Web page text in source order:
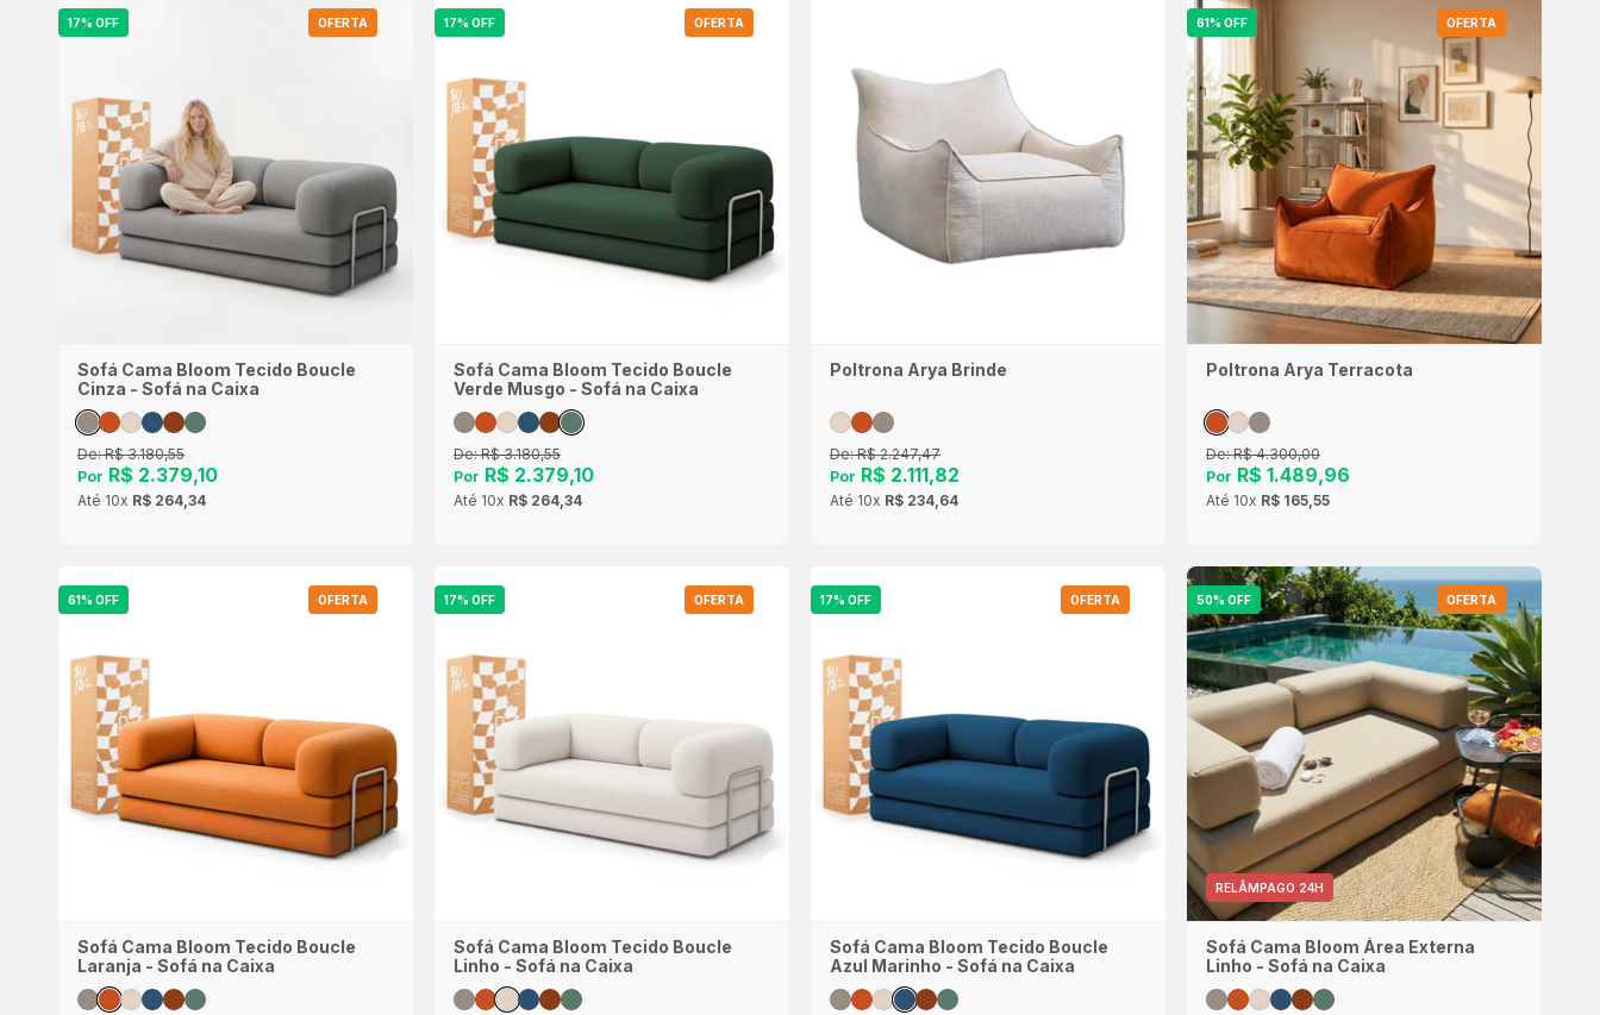
17% OFF OFERTA
Sofá Cama Bloom Tecido Boucle
Cinza - Sofá na Caixa
De:R$ 3.180,55
Por R$ 2.379,10
Até 10x R$ 264,34
17% OFF OFERTA
Sofá Cama Bloom Tecido Boucle
Verde Musgo - Sofá na Caixa
De:R$ 3.180,55
Por R$ 2.379,10
Até 10x R$ 264,34
Poltrona Arya Brinde
De:R$ 2.247,47
Por R$ 2.111,82
Até 10x R$ 234,64
61% OFF OFERTA
Poltrona Arya Terracota
De:R$ 4.300,00
Por R$ 1.489,96
Até 10x R$ 165,55
61% OFF OFERTA
Sofá Cama Bloom Tecido Boucle
Laranja - Sofá na Caixa
17% OFF OFERTA
Sofá Cama Bloom Tecido Boucle
Linho - Sofá na Caixa
17% OFF OFERTA
Sofá Cama Bloom Tecido Boucle
Azul Marinho - Sofá na Caixa
50% OFF OFERTA
RELÂMPAGO 24H
Sofá Cama Bloom Área Externa
Linho - Sofá na Caixa